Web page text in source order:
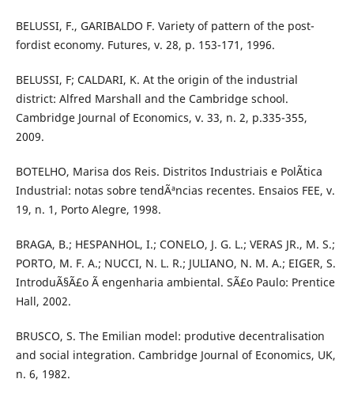
BELUSSI, F., GARIBALDO F. Variety of pattern of the post-
fordist economy. Futures, v. 28, p. 153-171, 1996.
BELUSSI, F; CALDARI, K. At the origin of the industrial
district: Alfred Marshall and the Cambridge school.
Cambridge Journal of Economics, v. 33, n. 2, p.335-355,
2009.
BOTELHO, Marisa dos Reis. Distritos Industriais e PolÃ­tica
Industrial: notas sobre tendÃªncias recentes. Ensaios FEE, v.
19, n. 1, Porto Alegre, 1998.
BRAGA, B.; HESPANHOL, I.; CONELO, J. G. L.; VERAS JR., M. S.;
PORTO, M. F. A.; NUCCI, N. L. R.; JULIANO, N. M. A.; EIGER, S.
IntroduÃ§Ã£o Ã engenharia ambiental. SÃ£o Paulo: Prentice
Hall, 2002.
BRUSCO, S. The Emilian model: produtive decentralisation
and social integration. Cambridge Journal of Economics, UK,
n. 6, 1982.